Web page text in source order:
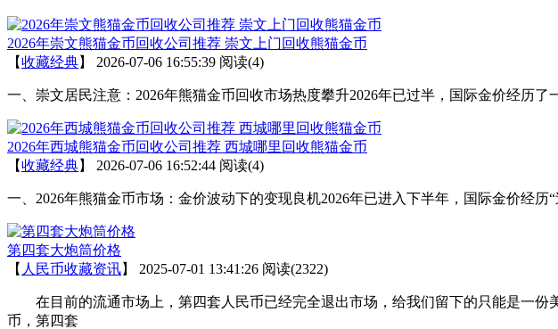
2026年崇文熊猫金币回收公司推荐 崇文上门回收熊猫金币
【收藏经典】 2026-07-06 16:55:39 阅读(4)
一、崇文居民注意：2026年熊猫金币回收市场热度攀升2026年已过半，国际金价经历
2026年西城熊猫金币回收公司推荐 西城哪里回收熊猫金币
【收藏经典】 2026-07-06 16:52:44 阅读(4)
一、2026年熊猫金币市场：金价波动下的变现良机2026年已进入下半年，国际金价经
第四套大炮筒价格
【 人民币收藏资讯】 2025-07-01 13:41:26 阅读(2322)
在目前的流通市场上，第四套人民币已经完全退出市场，给我们留下的只能是一份
币，第四套